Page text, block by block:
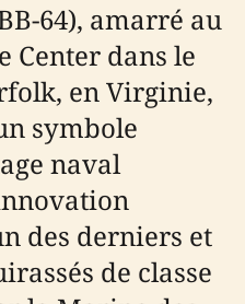
64), amarré au
Center dans le
en Virginie,
symbole
naval
des derniers et
de classe